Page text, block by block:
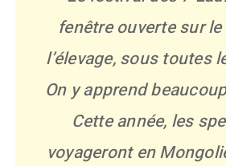
fenêtre ouverte sur
l’élevage, sous toutes
On y apprend
Cette année, les
voyageront en